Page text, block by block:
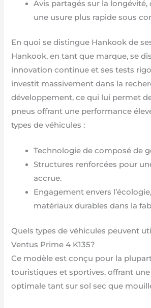
Avis partagés sur la
une usure plus rapide sous
En quoi se distingue Hankook de
Hankook, en tant que marque, se
innovation continue et ses tests
investit massivement dans la
développement, ce qui lui permet
pneus offrant une performance
types de véhicules :
Technologie de composé de
Structures renforcées pour
accrue.
Engagement envers
matériaux durables dans la
Quels types de véhicules peuvent
Ventus Prime 4 K135?
Ce modèle est conçu pour la
touristiques et sportives, offrant
optimale tant sur sol sec que